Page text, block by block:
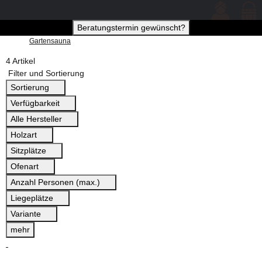
Beratungstermin gewünscht?
Gartensauna
4 Artikel
Filter und Sortierung
Sortierung
Verfügbarkeit
Alle Hersteller
Holzart
Sitzplätze
Ofenart
Anzahl Personen (max.)
Liegeplätze
Variante
mehr